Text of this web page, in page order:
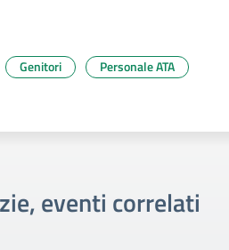
Genitori Personale ATA
eventi correlati